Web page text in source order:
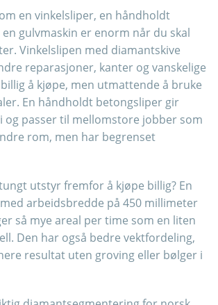
en vinkelsliper, en håndholdt
gulvmaskin er enorm når du skal
Vinkelslipen med diamantskive
reparasjoner, kanter og vanskelige
å kjøpe, men utmattende å bruke
En håndholdt betongsliper gir
og passer til mellomstore jobber som
rom, men har begrenset
utstyr fremfor å kjøpe billig? En
arbeidsbredde på 450 millimeter
så mye areal per time som en liten
Den har også bedre vektfordeling,
resultat uten groving eller bølger i